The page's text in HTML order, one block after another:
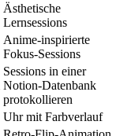
Ästhetische
Lernsessions
Anime-inspirierte
Fokus-Sessions
Sessions in einer
Notion-Datenbank
protokollieren
Uhr mit Farbverlauf